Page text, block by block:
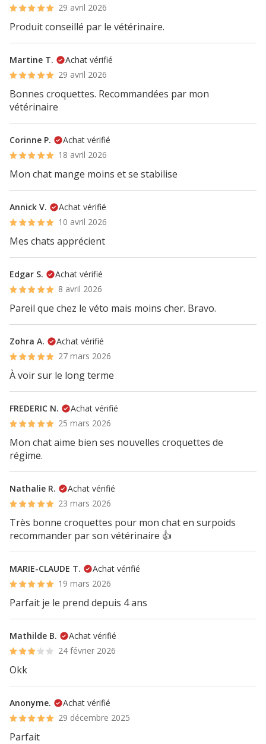
29 avril 2026
Produit conseillé par le vétérinaire.
Martine T.
Achat vérifié
29 avril 2026
Bonnes croquettes. Recommandées par mon
vétérinaire
Corinne P.
Achat vérifié
18 avril 2026
Mon chat mange moins et se stabilise
Annick V.
Achat vérifié
10 avril 2026
Mes chats apprécient
Edgar S.
Achat vérifié
8 avril 2026
Pareil que chez le véto mais moins cher. Bravo.
Zohra A.
Achat vérifié
27 mars 2026
À voir sur le long terme
FREDERIC N.
Achat vérifié
25 mars 2026
Mon chat aime bien ses nouvelles croquettes de
régime.
Nathalie R.
Achat vérifié
23 mars 2026
Très bonne croquettes pour mon chat en surpoids
recommander par son vétérinaire 👍
MARIE-CLAUDE T.
Achat vérifié
19 mars 2026
Parfait je le prend depuis 4 ans
Mathilde B.
Achat vérifié
24 février 2026
Okk
Anonyme.
Achat vérifié
29 décembre 2025
Parfait